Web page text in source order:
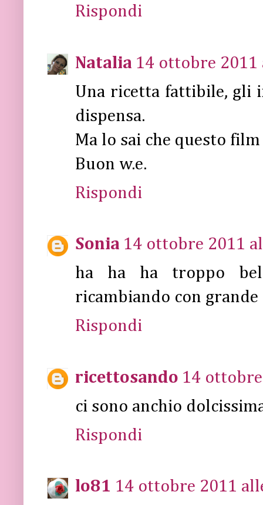
Rispondi
Natalia 14 ottobre 2011
Una ricetta fattibile, gli
dispensa.
Ma lo sai che questo
Buon w.e.
Rispondi
Sonia 14 ottobre 2011
ha ha ha troppo
ricambiando con grande
Rispondi
ricettosando 14
ci sono anchio
Rispondi
lo81 14 ottobre 2011